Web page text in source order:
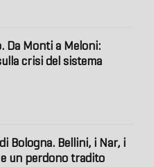
Da Monti a Meloni:
crisi del sistema
Bologna. Bellini, i Nar, i
un perdono tradito